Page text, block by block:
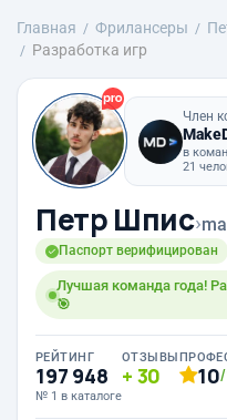
Главная Фрилансеры
Разработка игр
Член
в
21
Петр Шпис›
Паспорт верифицирован
Лучшая команда года!
🎯
РЕЙТИНГ
197 948
№ 1 в каталоге
ОТЗЫВЫ
30 10/